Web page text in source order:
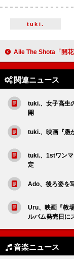
tuki.
Aile The Shota「開花宣言」MV、RHT.が
関連ニュース
tuki.、女子高生
開
tuki.、映画『愚
tuki.、1stワン
定
Ado、後ろ姿を
Uru、映画『教
ルバム発売日に
音楽ニュース